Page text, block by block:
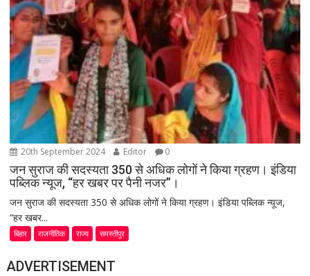
20th September 2024 Editor 0
जन सुराज की सदस्यता 350 से अधिक लोगों ने किया ग्रहण। इंडिया
पब्लिक न्यूज, “हर खबर पर पैनी नजर”।
जन सुराज की सदस्यता 350 से अधिक लोगों ने किया ग्रहण। इंडिया पब्लिक न्यूज,
“हर खबर...
बिहार राजनीतिक राज्य समस्तीपुर
ADVERTISEMENT